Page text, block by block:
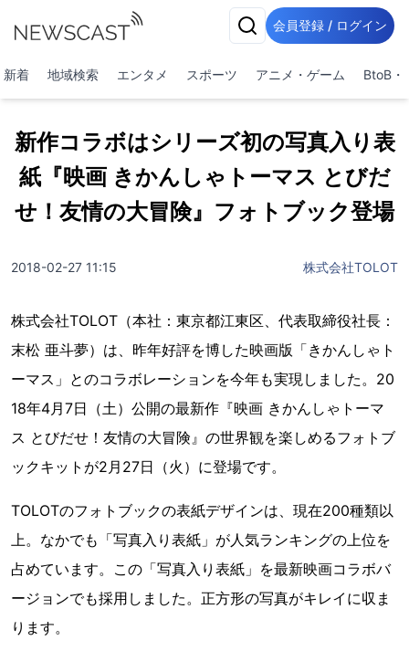
会員登録 / ログイン
新着 地域検索 エンタメ スポーツ アニメ・ゲーム BtoB・
新作コラボはシリーズ初の写真入り表
紙『映画 きかんしゃトーマス とびだ
せ！友情の大冒険』フォトブック登場
2018-02-27 11:15 株式会社TOLOT
株式会社TOLOT（本社：東京都江東区、代表取締役社長：
末松 亜斗夢）は、昨年好評を博した映画版「きかんしゃト
ーマス」とのコラボレーションを今年も実現しました。20
18年4月7日（土）公開の最新作『映画 きかんしゃトーマ
ス とびだせ！友情の大冒険』の世界観を楽しめるフォトブ
ックキットが2月27日（火）に登場です。
TOLOTのフォトブックの表紙デザインは、現在200種類以
上。なかでも「写真入り表紙」が人気ランキングの上位を
占めています。この「写真入り表紙」を最新映画コラボバ
ージョンでも採用しました。正方形の写真がキレイに収ま
ります。